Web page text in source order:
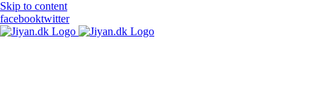
Skip to content
facebooktwitter